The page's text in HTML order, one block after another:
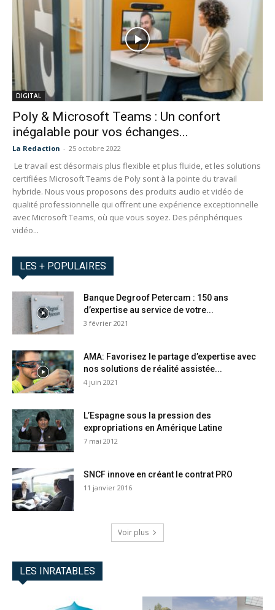
DIGITAL
Poly & Microsoft Teams : Un confort
inégalable pour vos échanges...
La Redaction - 25 octobre 2022
Le travail est désormais plus flexible et plus fluide, et les solutions
certifiées Microsoft Teams de Poly sont à la pointe du travail
hybride. Nous vous proposons des produits audio et vidéo de
qualité professionnelle qui offrent une expérience exceptionnelle
avec Microsoft Teams, où que vous soyez. Des périphériques
vidéo...
LES + POPULAIRES
Banque Degroof Petercam : 150 ans
d’expertise au service de votre...
3 février 2021
AMA: Favorisez le partage d’expertise avec
nos solutions de réalité assistée...
4 juin 2021
L’Espagne sous la pression des
expropriations en Amérique Latine
7 mai 2012
SNCF innove en créant le contrat PRO
11 janvier 2016
Voir plus
LES INRATABLES